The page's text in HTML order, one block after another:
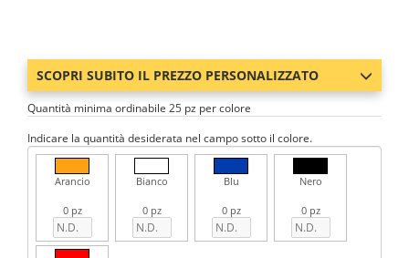
SCOPRI SUBITO IL PREZZO PERSONALIZZATO
Quantità minima ordinabile 25 pz per colore
Indicare la quantità desiderata nel campo sotto il colore.
Arancio
0 pz
Bianco
0 pz
Blu
0 pz
Nero
0 pz